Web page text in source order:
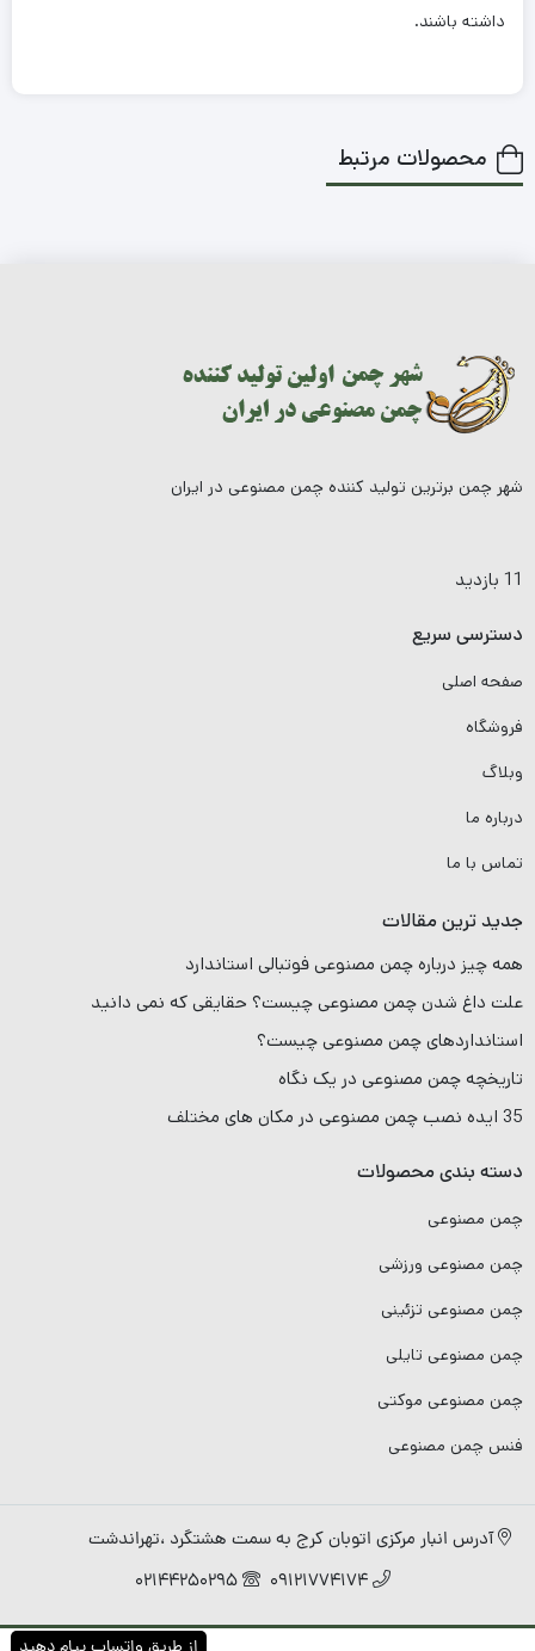
داشته باشند.
محصولات مرتبط
شهر چمن برترین تولید کننده چمن مصنوعی در ایران
11 بازدید
دسترسی سریع
صفحه اصلی
فروشگاه
وبلاگ
درباره ما
تماس با ما
جدید ترین مقالات
همه چیز درباره چمن مصنوعی فوتبالی استاندارد
علت داغ شدن چمن مصنوعی چیست؟ حقایقی که نمی دانید
استانداردهای چمن مصنوعی چیست؟
تاریخچه چمن مصنوعی در یک نگاه
35 ایده نصب چمن مصنوعی در مکان های مختلف
دسته بندی محصولات
چمن مصنوعی
چمن مصنوعی ورزشی
چمن مصنوعی تزئینی
چمن مصنوعی تایلی
چمن مصنوعی موکتی
فنس چمن مصنوعی
آدرس انبار مرکزی اتوبان کرج به سمت هشتگرد ،تهراندشت
09121774174
02144250295